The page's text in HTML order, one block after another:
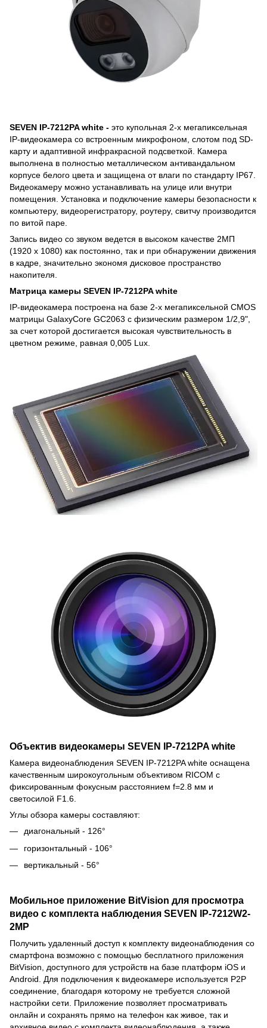
SEVEN IP-7212PA white - это купольная 2-х мегапиксельная
IP-видеокамера со встроенным микрофоном, слотом под SD-
карту и адаптивной инфракрасной подсветкой. Камера
выполнена в полностью металлическом антивандальном
корпусе белого цвета и защищена от влаги по стандарту IP67.
Видеокамеру можно устанавливать на улице или внутри
помещения. Установка и подключение камеры безопасности к
компьютеру, видеорегистратору, роутеру, свитчу производится
по витой паре.
Запись видео со звуком ведется в высоком качестве 2МП
(1920 x 1080) как постоянно, так и при обнаружении движения
в кадре, значительно экономя дисковое пространство
накопителя.
Матрица камеры SEVEN IP-7212PA white
IP-видеокамера построена на базе 2-х мегапиксельной CMOS
матрицы GalaxyCore GC2063 с физическим размером 1/2,9",
за счет которой достигается высокая чувствительность в
цветном режиме, равная 0,005 Lux.
Объектив видеокамеры SEVEN IP-7212PA white
Камера видеонаблюдения SEVEN IP-7212PA white оснащена
качественным широкоугольным объективом RICOM с
фиксированным фокусным расстоянием f=2.8 мм и
светосилой F1.6.
Углы обзора камеры составляют:
диагональный - 126°
горизонтальный - 106°
вертикальный - 56°
Мобильное приложение BitVision для просмотра
видео с комплекта наблюдения SEVEN IP-7212W2-
2MP
Получить удаленный доступ к комплекту видеонаблюдения со
смартфона возможно с помощью бесплатного приложения
BitVision, доступного для устройств на базе платформ iOS и
Android. Для подключения к видеокамере используется P2P
соединение, благодаря которому не требуется сложной
настройки сети. Приложение позволяет просматривать
онлайн и сохранять прямо на телефон как живое, так и